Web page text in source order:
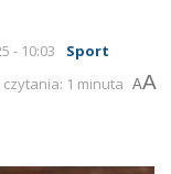
- 10:03
Sport
czytania: 1 minuta AA